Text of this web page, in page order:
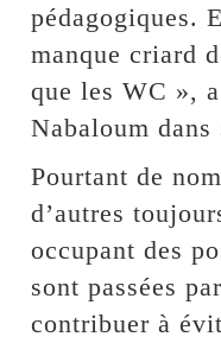
pédagogiques.
manque criard
que les WC »,
Nabaloum dans
Pourtant de
d’autres
occupant des
sont passées
contribuer à